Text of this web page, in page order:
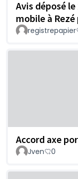
Avis déposé
mobile à Rezé
registrepapier
Accord axe
Jven 0